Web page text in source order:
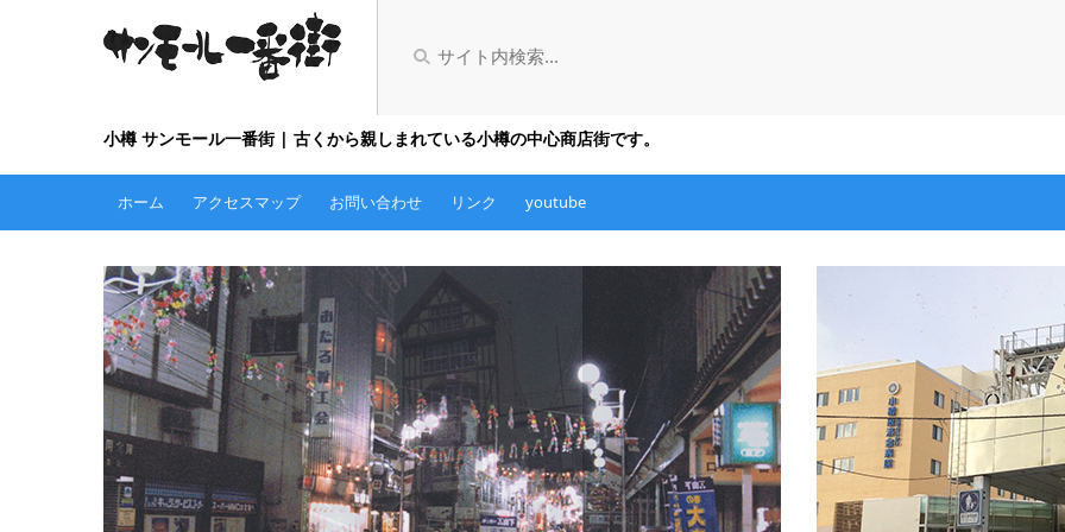
小樽 サンモール一番街 | 古くから親しまれている小樽の中心商店街です。
ホーム アクセスマップ お問い合わせ リンク youtube